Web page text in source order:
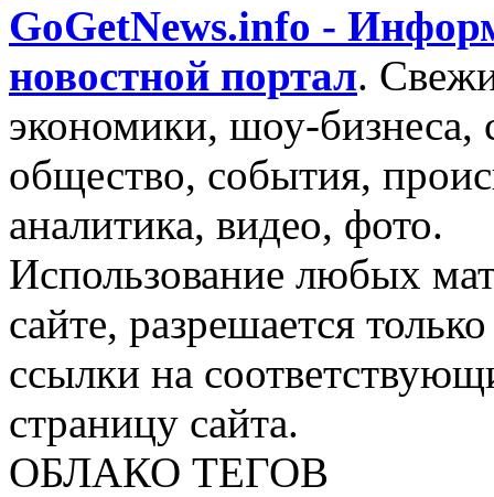
GoGetNews.info -
новостной портал.
экономики, шоу-бизнеса,
общество, события,
аналитика, видео, фото.
Использование любых
сайте, разрешается
ссылки на
страницу сайта.
ОБЛАКО ТЕГОВ